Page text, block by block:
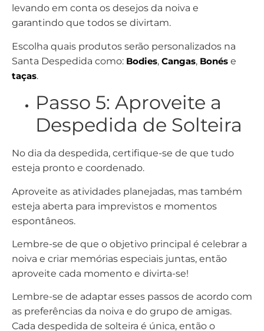
levando em conta os desejos da noiva e
garantindo que todos se divirtam.
Escolha quais produtos serão personalizados na
Santa Despedida como: Bodies, Cangas, Bonés e
taças.
Passo 5: Aproveite a
Despedida de Solteira
No dia da despedida, certifique-se de que tudo
esteja pronto e coordenado.
Aproveite as atividades planejadas, mas também
esteja aberta para imprevistos e momentos
espontâneos.
Lembre-se de que o objetivo principal é celebrar a
noiva e criar memórias especiais juntas, então
aproveite cada momento e divirta-se!
Lembre-se de adaptar esses passos de acordo com
as preferências da noiva e do grupo de amigas.
Cada despedida de solteira é única, então o